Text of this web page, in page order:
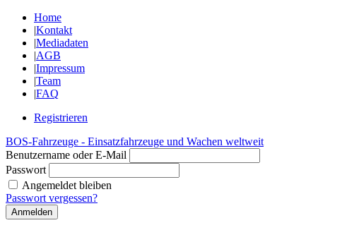
Home
|Kontakt
|Mediadaten
|AGB
|Impressum
|Team
|FAQ
Registrieren
BOS-Fahrzeuge - Einsatzfahrzeuge und Wachen weltweit
Benutzername oder E-Mail
Passwort
Angemeldet bleiben
Passwort vergessen?